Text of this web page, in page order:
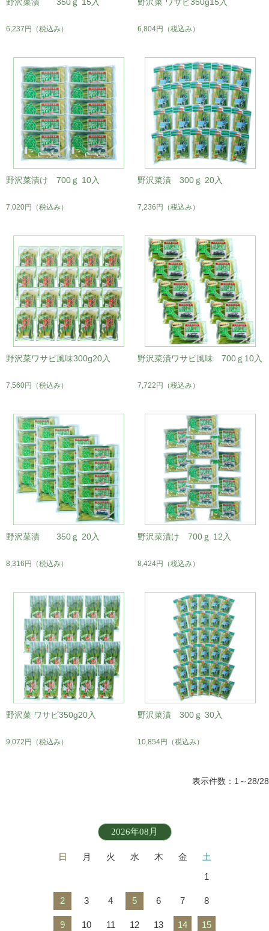
6,237円 （税込み） 6,804円 （税込み）
野沢菜漬け 700ｇ 10入
7,020円 （税込み）
野沢菜漬 300ｇ 20入
7,236円 （税込み）
野沢菜ワサビ風味300g20入
7,560円 （税込み）
野沢菜漬ワサビ風味 700ｇ10入
7,722円 （税込み）
野沢菜漬 350ｇ 20入
8,316円 （税込み）
野沢菜漬け 700ｇ 12入
8,424円 （税込み）
野沢菜 ワサビ350g20入
9,072円 （税込み）
野沢菜漬 300ｇ 30入
10,854円 （税込み）
表示件数：1～28/28
2026年08月
日 月 火 水 木 金
土
1
2 3 4 5 6 7 8
9 10 11 12 13 14 15